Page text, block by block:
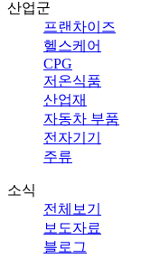
산업군
프랜차이즈
헬스케어
CPG
저온식품
산업재
자동차 부품
전자기기
주류
소식
전체보기
보도자료
블로그